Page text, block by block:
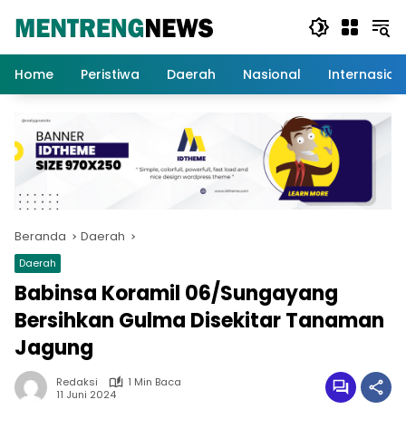
Home
Peristiwa Daerah Nasional
Beranda Daerah
Daerah
Babinsa Koramil 06/Sungayang
Bersihkan Gulma Disekitar Tanaman
Jagung
Redaksi
1 Min Baca
11 Juni 2024